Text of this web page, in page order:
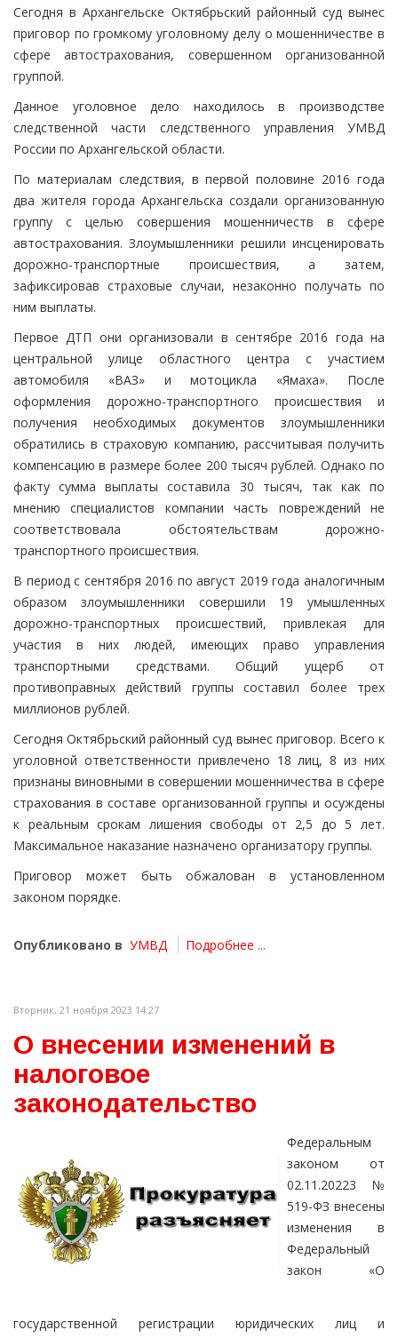
Сегодня в Архангельске Октябрьский районный суд вынес
приговор по громкому уголовному делу о мошенничестве в
сфере автострахования, совершенном организованной
группой.
Данное уголовное дело находилось в производстве
cледственной части cледственного управления УМВД
России по Архангельской области.
По материалам следствия, в первой половине 2016 года
два жителя города Архангельска создали организованную
группу с целью совершения мошенничеств в сфере
автострахования. Злоумышленники решили инсценировать
дорожно-транспортные происшествия, а затем,
зафиксировав страховые случаи, незаконно получать по
ним выплаты.
Первое ДТП они организовали в сентябре 2016 года на
центральной улице областного центра с участием
автомобиля «ВАЗ» и мотоцикла «Ямаха». После
оформления дорожно-транспортного происшествия и
получения необходимых документов злоумышленники
обратились в страховую компанию, рассчитывая получить
компенсацию в размере более 200 тысяч рублей. Однако по
факту сумма выплаты составила 30 тысяч, так как по
мнению специалистов компании часть повреждений не
соответствовала обстоятельствам дорожно-
транспортного происшествия.
В период с сентября 2016 по август 2019 года аналогичным
образом злоумышленники совершили 19 умышленных
дорожно-транспортных происшествий, привлекая для
участия в них людей, имеющих право управления
транспортными средствами. Общий ущерб от
противоправных действий группы составил более трех
миллионов рублей.
Сегодня Октябрьский районный суд вынес приговор. Всего к
уголовной ответственности привлечено 18 лиц, 8 из них
признаны виновными в совершении мошенничества в сфере
страхования в составе организованной группы и осуждены
к реальным срокам лишения свободы от 2,5 до 5 лет.
Максимальное наказание назначено организатору группы.
Приговор может быть обжалован в установленном
законом порядке.
Опубликовано в УМВД Подробнее ...
Вторник, 21 ноября 2023 14:27
О внесении изменений в
налоговое
законодательство
Федеральным
законом от
02.11.20223 №
519-ФЗ внесены
изменения в
Федеральный
закон «О
государственной регистрации юридических лиц и